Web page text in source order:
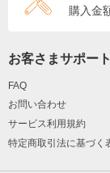
購入金
お客さまサポート
FAQ
お問い合わせ
サービス利用規約
特定商取引法に基づく